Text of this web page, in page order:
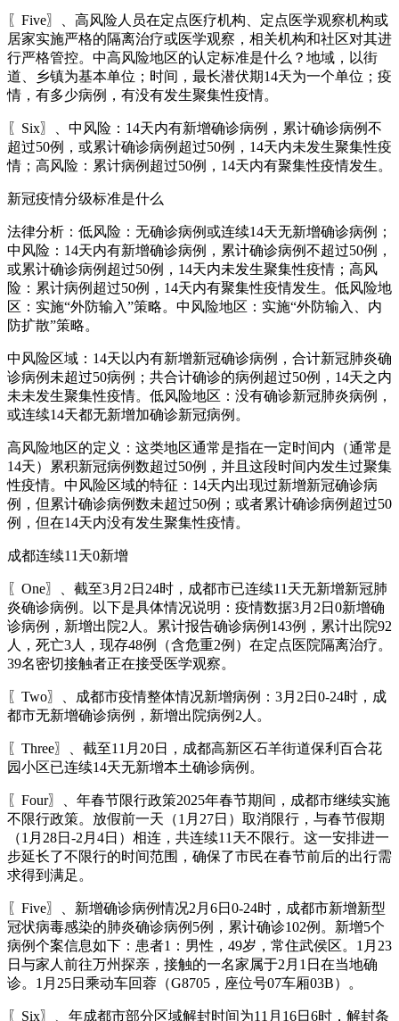
〖Five〗、高风险人员在定点医疗机构、定点医学观察机构或
居家实施严格的隔离治疗或医学观察，相关机构和社区对其进
行严格管控。中高风险地区的认定标准是什么？地域，以街
道、乡镇为基本单位；时间，最长潜伏期14天为一个单位；疫
情，有多少病例，有没有发生聚集性疫情。
〖Six〗、中风险：14天内有新增确诊病例，累计确诊病例不
超过50例，或累计确诊病例超过50例，14天内未发生聚集性疫
情；高风险：累计病例超过50例，14天内有聚集性疫情发生。
新冠疫情分级标准是什么
法律分析：低风险：无确诊病例或连续14天无新增确诊病例；
中风险：14天内有新增确诊病例，累计确诊病例不超过50例，
或累计确诊病例超过50例，14天内未发生聚集性疫情；高风
险：累计病例超过50例，14天内有聚集性疫情发生。低风险地
区：实施“外防输入”策略。中风险地区：实施“外防输入、内
防扩散”策略。
中风险区域：14天以内有新增新冠确诊病例，合计新冠肺炎确
诊病例未超过50病例；共合计确诊的病例超过50例，14天之内
未未发生聚集性疫情。低风险地区：没有确诊新冠肺炎病例，
或连续14天都无新增加确诊新冠病例。
高风险地区的定义：这类地区通常是指在一定时间内（通常是
14天）累积新冠病例数超过50例，并且这段时间内发生过聚集
性疫情。中风险区域的特征：14天内出现过新增新冠确诊病
例，但累计确诊病例数未超过50例；或者累计确诊病例超过50
例，但在14天内没有发生聚集性疫情。
成都连续11天0新增
〖One〗、截至3月2日24时，成都市已连续11天无新增新冠肺
炎确诊病例。以下是具体情况说明：疫情数据3月2日0新增确
诊病例，新增出院2人。累计报告确诊病例143例，累计出院92
人，死亡3人，现存48例（含危重2例）在定点医院隔离治疗。
39名密切接触者正在接受医学观察。
〖Two〗、成都市疫情整体情况新增病例：3月2日0-24时，成
都市无新增确诊病例，新增出院病例2人。
〖Three〗、截至11月20日，成都高新区石羊街道保利百合花
园小区已连续14天无新增本土确诊病例。
〖Four〗、年春节限行政策2025年春节期间，成都市继续实施
不限行政策。放假前一天（1月27日）取消限行，与春节假期
（1月28日-2月4日）相连，共连续11天不限行。这一安排进一
步延长了不限行的时间范围，确保了市民在春节前后的出行需
求得到满足。
〖Five〗、新增确诊病例情况2月6日0-24时，成都市新增新型
冠状病毒感染的肺炎确诊病例5例，累计确诊102例。新增5个
病例个案信息如下：患者1：男性，49岁，常住武侯区。1月23
日与家人前往万州探亲，接触的一名家属于2月1日在当地确
诊。1月25日乘动车回蓉（G8705，座位号07车厢03B）。
〖Six〗、年成都市部分区域解封时间为11月16日6时，解封条